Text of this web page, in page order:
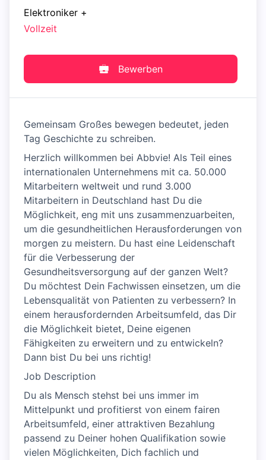
Elektroniker +
Vollzeit
Bewerben
Gemeinsam Großes bewegen bedeutet, jeden
Tag Geschichte zu schreiben.
Herzlich willkommen bei Abbvie! Als Teil eines
internationalen Unternehmens mit ca. 50.000
Mitarbeitern weltweit und rund 3.000
Mitarbeitern in Deutschland hast Du die
Möglichkeit, eng mit uns zusammenzuarbeiten,
um die gesundheitlichen Herausforderungen von
morgen zu meistern. Du hast eine Leidenschaft
für die Verbesserung der
Gesundheitsversorgung auf der ganzen Welt?
Du möchtest Dein Fachwissen einsetzen, um die
Lebensqualität von Patienten zu verbessern? In
einem herausfordernden Arbeitsumfeld, das Dir
die Möglichkeit bietet, Deine eigenen
Fähigkeiten zu erweitern und zu entwickeln?
Dann bist Du bei uns richtig!
Job Description
Du als Mensch stehst bei uns immer im
Mittelpunkt und profitierst von einem fairen
Arbeitsumfeld, einer attraktiven Bezahlung
passend zu Deiner hohen Qualifikation sowie
vielen Möglichkeiten, Dich fachlich und